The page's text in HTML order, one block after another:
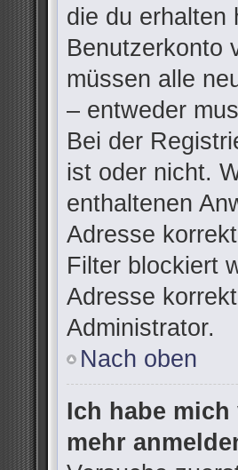
die du erhalten
Benutzerkonto
müssen alle
– entweder
Bei der
ist oder nicht.
enthaltenen
Adresse
Filter blockiert
Adresse
Administrator.
Nach oben
Ich habe
mehr